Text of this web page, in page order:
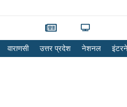
वाराणसी उत्तर प्रदेश नेशनल